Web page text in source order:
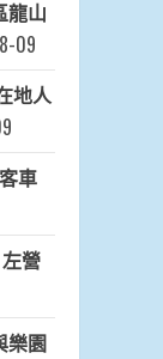
龍山
09
地人
車
營
樂園